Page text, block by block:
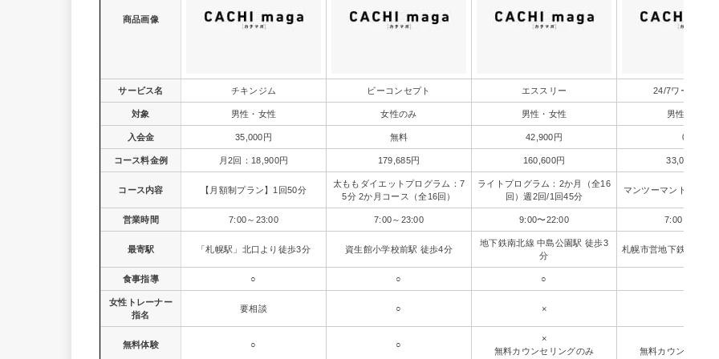
商品画像
サービス名 チキンジム ビーコンセプト エススリー 24/7ワークアウ
対象 男性・女性 女性のみ 男性・女性 男性・女性
入会金 35,000円 無料 42,900円 0円
コース料金例 月2回：18,900円 179,685円 160,600円 33,000円～
コース内容 【月額制プラン】1回50分
太ももダイエットプログラム：7
5分 2か月コース（全16回）
ライトプログラム：2か月（全16
回）週2回/1回45分
マンツーマントレーニ
営業時間 7:00～23:00 7:00～23:00 9:00〜22:00 7:00～24:00
最寄駅 「札幌駅」北口より徒歩3分 資生館小学校前駅 徒歩4分
地下鉄南北線 中島公園駅 徒歩3
分
札幌市営地下鉄大通り
食事指導 ○ ○ ○
女性トレーナー
指名
要相談 ○ ×
無料体験 ○ ○
×
無料カウンセリングのみ
無料カウンセリング